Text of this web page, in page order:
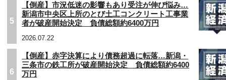
5
【倒産】市況低迷の影響もあり受注が伸び悩み…
新潟市中央区上所のとび土工コンクリート工事業
者が破産開始決定 負債総額約6400万円
2026.07.22
6
【倒産】赤字決算により債務超過に転落…新潟・
三条市の鉄工所が破産開始決定 負債総額約6400
万円